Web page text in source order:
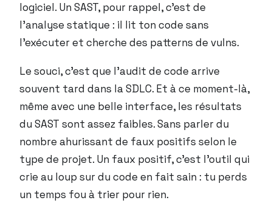
logiciel. Un SAST, pour rappel, c’est de
l’analyse statique : il lit ton code sans
l’exécuter et cherche des patterns de vulns.
Le souci, c’est que l’audit de code arrive
souvent tard dans la SDLC. Et à ce moment-là,
même avec une belle interface, les résultats
du SAST sont assez faibles. Sans parler du
nombre ahurissant de faux positifs selon le
type de projet. Un faux positif, c’est l’outil qui
crie au loup sur du code en fait sain : tu perds
un temps fou à trier pour rien.